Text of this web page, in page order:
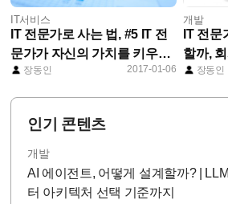
IT서비스
IT 전문가로 사는 법, #5 IT 전
문가가 자신의 가치를 키우는
방법!
장동인 2017-01-06
개발
IT 전문
할까,
장동인
인기 콘텐츠
개발
AI 에이전트, 어떻게 설계할까? |
터 아키텍처 선택 기준까지